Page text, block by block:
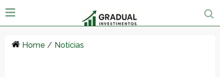
Home / Notícias